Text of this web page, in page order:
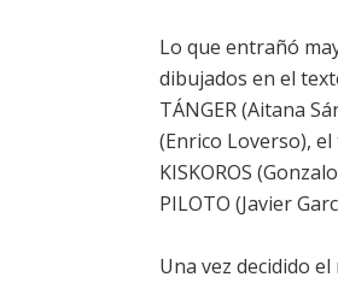
Lo que entrañó
dibujados en el
TÁNGER (Aitana
(Enrico Loverso),
KISKOROS
PILOTO (Javier
Una vez decidido